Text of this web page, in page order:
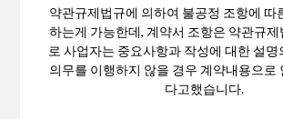
약관규제법규에 의하여 불공정 조항에 따
하는게 가능한데, 계약서 조항은 약관규제
로 사업자는 중요사항과 작성에 대한 설명
의무를 이행하지 않을 경우 계약내용으로
다고했습니다.